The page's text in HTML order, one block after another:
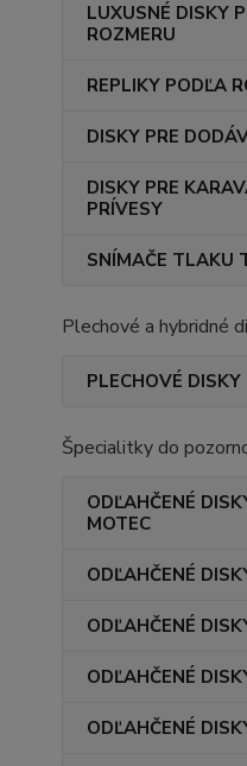
LUXUSNÉ DISKY
ROZMERU
REPLIKY PODĽA
DISKY PRE
DISKY PRE
PRÍVESY
SNÍMAČE TLAKU
Plechové a hybridné
PLECHOVÉ DISKY
Špecialitky do
ODĽAHČENÉ
MOTEC
ODĽAHČENÉ
ODĽAHČENÉ
ODĽAHČENÉ
ODĽAHČENÉ